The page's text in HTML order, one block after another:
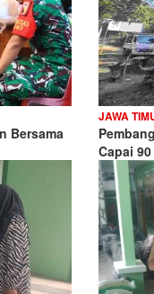
Bersama
JAWA
Capai